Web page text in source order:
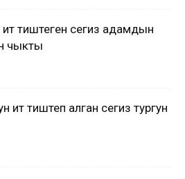
тиштеген сегиз адамдын
чыкты
тиштеп алган сегиз тургун